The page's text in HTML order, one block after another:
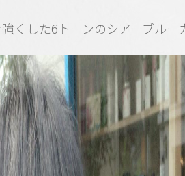
くした6トーンのシアーブルー